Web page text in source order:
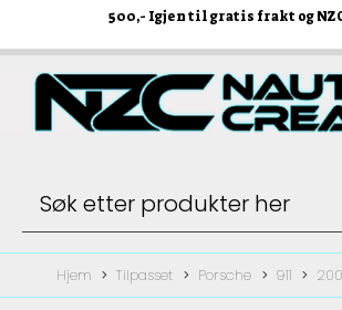
500,- Igjen til gratis frakt og
Hjem Tilpasset Porsche 911